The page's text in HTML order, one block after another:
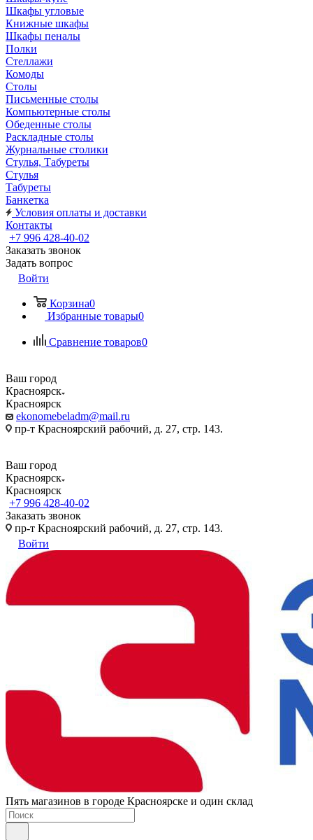
Шкафы угловые
Книжные шкафы
Шкафы пеналы
Полки
Стеллажи
Комоды
Столы
Письменные столы
Компьютерные столы
Обеденные столы
Раскладные столы
Журнальные столики
Стулья, Табуреты
Стулья
Табуреты
Банкетка
Условия оплаты и доставки
Контакты
+7 996 428-40-02
Заказать звонок
Задать вопрос
Войти
Корзина0
Избранные товары0
Сравнение товаров0
Ваш город
Красноярск
Красноярск
ekonomebeladm@mail.ru
пр-т Красноярский рабочий, д. 27, стр. 143.
Ваш город
Красноярск
Красноярск
+7 996 428-40-02
Заказать звонок
пр-т Красноярский рабочий, д. 27, стр. 143.
Войти
Пять магазинов в городе Красноярске и один склад